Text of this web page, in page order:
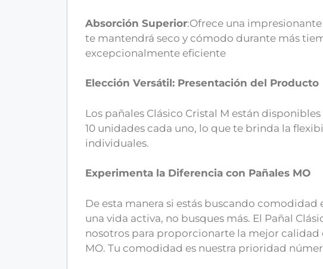
Absorción Superior:Ofrece una
te mantendrá seco y cómodo durante más
excepcionalmente eficiente
Elección Versátil: Presentación del Producto
Los pañales Clásico Cristal M están
10 unidades cada uno, lo que te brinda la
individuales.
Experimenta la Diferencia con Pañales MO
De esta manera si estás buscando
una vida activa, no busques más. El Pañal
nosotros para proporcionarte la mejor calidad
MO. Tu comodidad es nuestra prioridad